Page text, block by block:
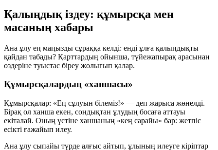
Қалыңдық іздеу: құмырсқа мен
масаның хабары
Ана ұлу ең маңызды сұраққа келді: енді ұлға қалыңдықты
қайдан табады? Қарттардың ойынша, түйежапырақ арасынан
өздеріне туыстас біреу жолығып қалар.
Құмырсқалардың «ханшасы»
Құмырсқалар: «Ең сұлуын білеміз!» — деп жарыса жөнелді.
Бірақ ол ханша екен, сондықтан ұлудың босаға аттауы
екіталай. Оның үстіне ханшаның «кең сарайы» бар: жетпіс
есікті ғажайып илеу.
Ана ұлу сыпайы түрде алғыс айтып, ұлының илеуге кіріптар